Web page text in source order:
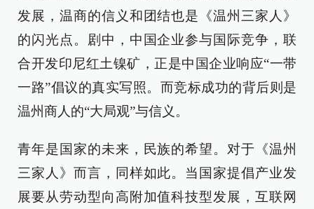
发展，温商的信义和团结也是《温州三家人》
的闪光点。剧中，中国企业参与国际竞争，联
合开发印尼红土镍矿，正是中国企业响应“一带
一路”倡议的真实写照。而竞标成功的背后则是
温州商人的“大局观”与信义。
青年是国家的未来，民族的希望。对于《温州
三家人》而言，同样如此。当国家提倡产业发
展要从劳动型向高附加值科技型发展，互联网